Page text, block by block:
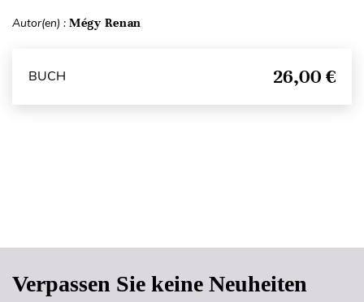
Autor(en) : Mégy Renan
BUCH 26,00 €
Verpassen Sie keine Neuheiten